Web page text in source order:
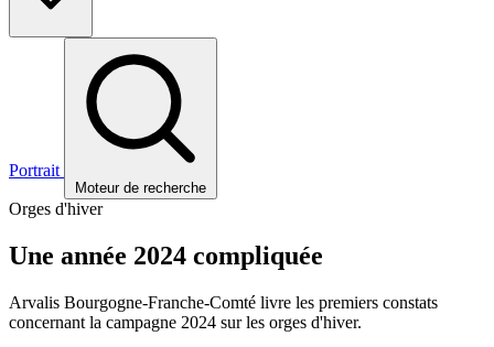
Portrait
Moteur de recherche
Orges d'hiver
Une année 2024 compliquée
Arvalis Bourgogne-Franche-Comté livre les premiers constats
concernant la campagne 2024 sur les orges d'hiver.